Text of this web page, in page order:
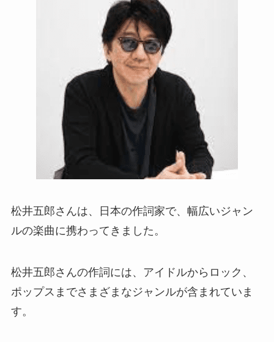
松井五郎さんは、日本の作詞家で、幅広いジャン
ルの楽曲に携わってきました。
松井五郎さんの作詞には、アイドルからロック、
ポップスまでさまざまなジャンルが含まれていま
す。